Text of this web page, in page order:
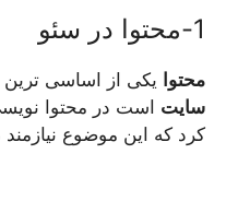
1-محتوا در سئو
محتوا یکی از اساسی ترین
سایت است در محتوا
کرد که این موضوع